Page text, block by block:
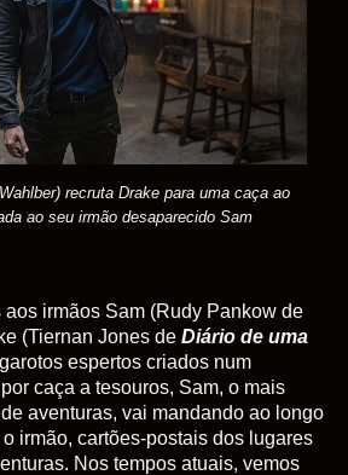
recruta Drake para uma caça ao
ao seu irmão desaparecido Sam
irmãos Sam (Rudy Pankow de
(Tiernan Jones de Diário de uma
espertos criados num
caça a tesouros, Sam, o mais
aventuras, vai mandando ao longo
irmão, cartões-postais dos lugares
Nos tempos atuais, vemos